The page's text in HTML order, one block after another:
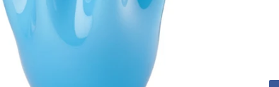
In evidenza